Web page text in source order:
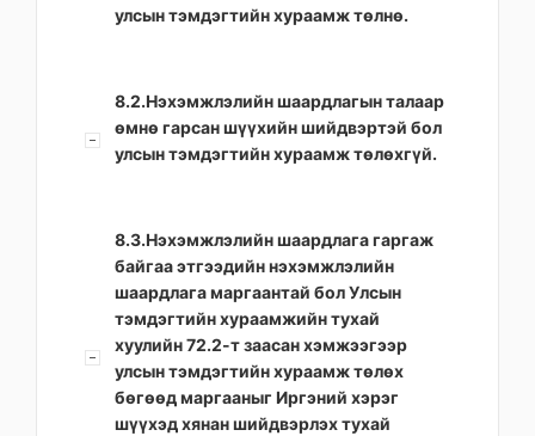
улсын тэмдэгтийн хураамж төлнө.
8.2.Нэхэмжлэлийн шаардлагын талаар
өмнө гарсан шүүхийн шийдвэртэй бол
улсын тэмдэгтийн хураамж төлөхгүй.
8.3.Нэхэмжлэлийн шаардлага гаргаж
байгаа этгээдийн нэхэмжлэлийн
шаардлага маргаантай бол Улсын
тэмдэгтийн хураамжийн тухай
хуулийн 72.2-т заасан хэмжээгээр
улсын тэмдэгтийн хураамж төлөх
бөгөөд маргааныг Иргэний хэрэг
шүүхэд хянан шийдвэрлэх тухай